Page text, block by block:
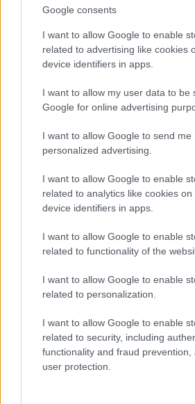
Google consents
I want to allow Google to enable
related to advertising like cookies
device identifiers in apps.
I want to allow my user data to be
Google for online advertising
I want to allow Google to send me
personalized advertising.
I want to allow Google to enable
related to analytics like cookies on
device identifiers in apps.
I want to allow Google to enable
related to functionality of the
I want to allow Google to enable
related to personalization.
I want to allow Google to enable
related to security, including
functionality and fraud prevention,
user protection.
Egyre több embernél jelentkezik
első jelek szinte